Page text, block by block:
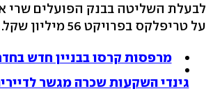
לבעלת השליטה בבנק הפועלים שרי
על טריפלקס בפרויקט 56 מיליון שקל.
מרפסות קרסו בבניין חדש
גינדי השקעות שכרה מגשר